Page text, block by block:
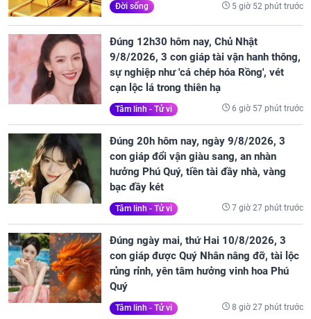
Đời sống 5 giờ 52 phút trước
Đúng 12h30 hôm nay, Chủ Nhật
9/8/2026, 3 con giáp tài vận hanh thông,
sự nghiệp như 'cá chép hóa Rồng', vét
cạn lộc lá trong thiên hạ
Tâm linh - Tử vi 6 giờ 57 phút trước
Đúng 20h hôm nay, ngày 9/8/2026, 3
con giáp đổi vận giàu sang, an nhàn
hưởng Phú Quý, tiền tài đầy nhà, vàng
bạc đầy két
Tâm linh - Tử vi 7 giờ 27 phút trước
Đúng ngày mai, thứ Hai 10/8/2026, 3
con giáp được Quý Nhân nâng đỡ, tài lộc
rủng rỉnh, yên tâm hưởng vinh hoa Phú
Quý
Tâm linh - Tử vi 8 giờ 27 phút trước